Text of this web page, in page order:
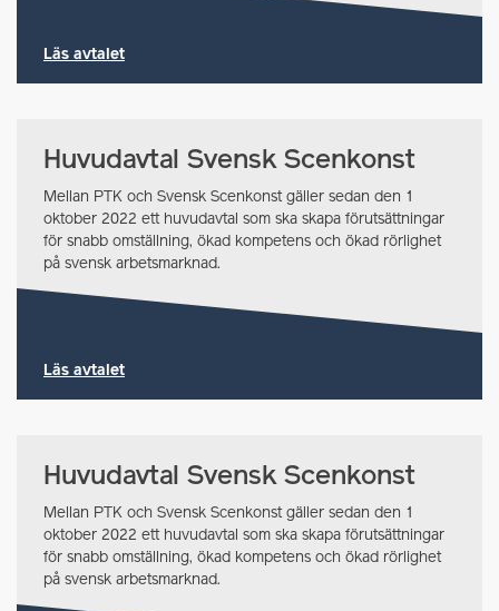
Läs avtalet
Huvudavtal Svensk Scenkonst
Mellan PTK och Svensk Scenkonst gäller sedan den 1
oktober 2022 ett huvudavtal som ska skapa förutsättningar
för snabb omställning, ökad kompetens och ökad rörlighet
på svensk arbetsmarknad.
Läs avtalet
Huvudavtal Svensk Scenkonst
Mellan PTK och Svensk Scenkonst gäller sedan den 1
oktober 2022 ett huvudavtal som ska skapa förutsättningar
för snabb omställning, ökad kompetens och ökad rörlighet
på svensk arbetsmarknad.